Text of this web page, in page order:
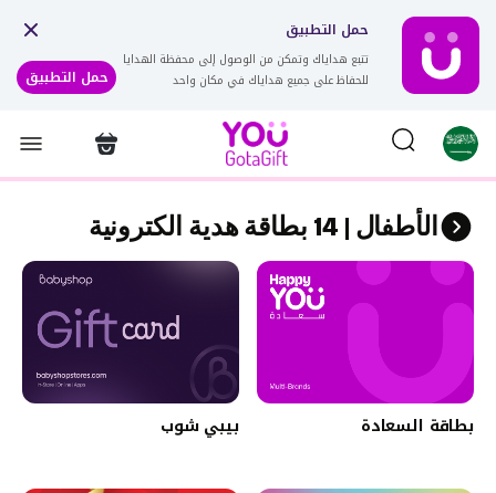
حمل التطبيق
تتبع هداياك وتمكن من الوصول إلى محفظة الهدايا
للحفاظ على جميع هداياك في مكان واحد
حمل التطبيق
الأطفال | 14 بطاقة هدية الكترونية
بطاقة السعادة بيبي شوب